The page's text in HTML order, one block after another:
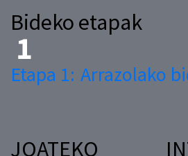
Bideko etapak
Etapa 1: Arrazolako
JOATEKO